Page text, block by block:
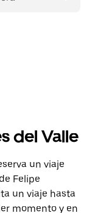
del Valle
un viaje
Felipe
un viaje hasta
momento y en